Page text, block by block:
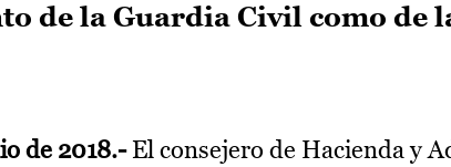
de la Guardia Civil como de
de 2018.-El consejero de Hacienda y